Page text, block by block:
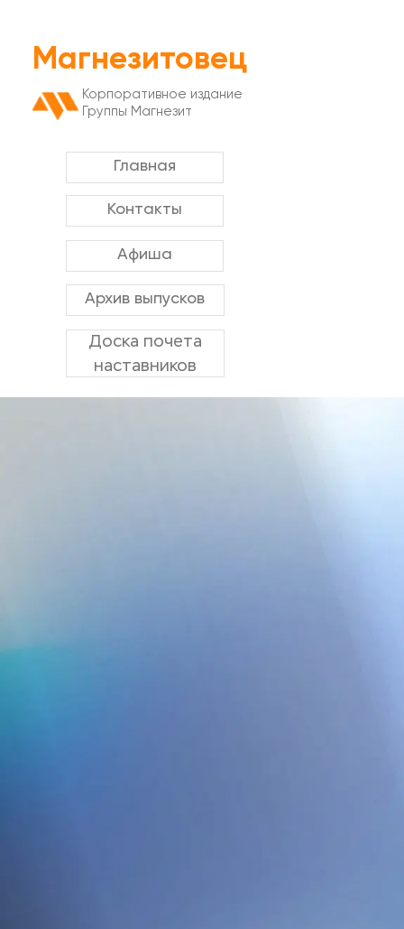
Корпоративное издание
Группы Магнезит
Афиша
Магнезитовец
Архив выпусков
Контакты
Главная
Доска почета
наставников